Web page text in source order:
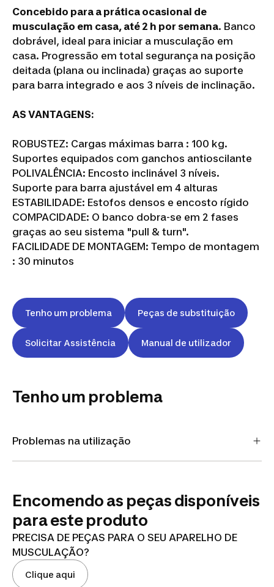
Concebido para a prática ocasional de
musculação em casa, até 2 h por semana. Banco
dobrável, ideal para iniciar a musculação em
casa. Progressão em total segurança na posição
deitada (plana ou inclinada) graças ao suporte
para barra integrado e aos 3 níveis de inclinação.
AS VANTAGENS:
ROBUSTEZ: Cargas máximas barra : 100 kg.
Suportes equipados com ganchos antioscilante
POLIVALÊNCIA: Encosto inclinável 3 níveis.
Suporte para barra ajustável em 4 alturas
ESTABILIDADE: Estofos densos e encosto rígido
COMPACIDADE: O banco dobra-se em 2 fases
graças ao seu sistema "pull & turn".
FACILIDADE DE MONTAGEM: Tempo de montagem
: 30 minutos
Tenho um problema Peças de substituição
Solicitar Assistência Manual de utilizador
Tenho um problema
Problemas na utilização
Encomendo as peças disponíveis
para este produto
PRECISA DE PEÇAS PARA O SEU APARELHO DE
MUSCULAÇÃO?
Clique aqui